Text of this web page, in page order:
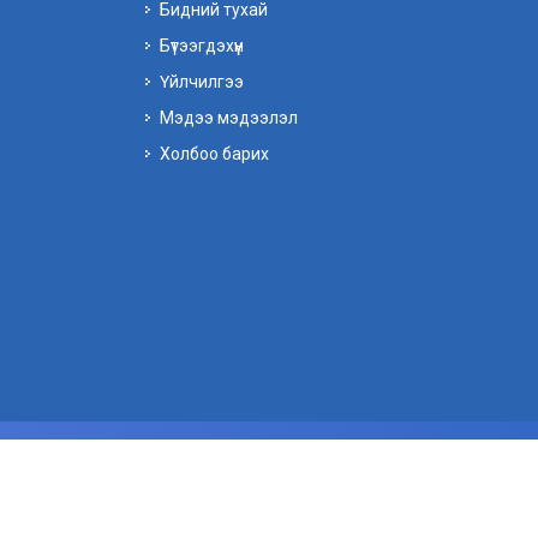
Бидний тухай
Бүтээгдэхүүн
Үйлчилгээ
Мэдээ мэдээлэл
Холбоо барих